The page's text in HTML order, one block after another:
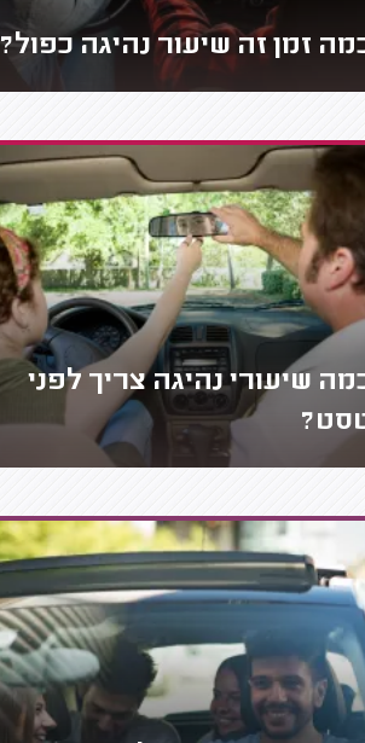
זמן זה שיעור נהיגה כפול?
שיעורי נהיגה צריך לפני